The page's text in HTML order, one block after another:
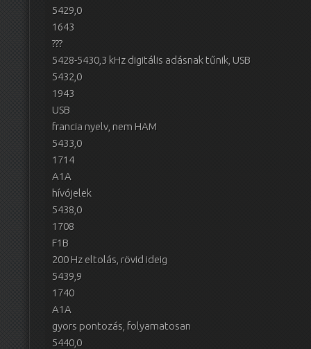
5429,0
1643
???
5428-5430,3 kHz digitális adásnak tűnik, USB
5432,0
1943
USB
francia nyelv, nem HAM
5433,0
1714
A1A
hívójelek
5438,0
1708
F1B
200 Hz eltolás, rövid ideig
5439,9
1740
A1A
gyors pontozás, folyamatosan
5440,0